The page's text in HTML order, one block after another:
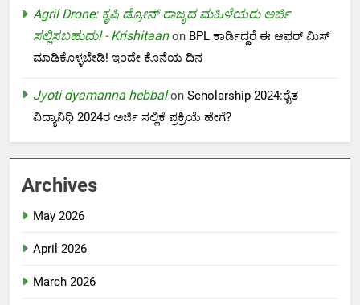
Agril Drone: ಕೃಷಿ ಡ್ರೋನ್ ರಾಜ್ಯದ ಮಹಿಳೆಯರು ಅರ್ಜಿ
ಸಲ್ಲಿಸಬಹುದು! - Krishitaanon BPL ಕಾರ್ಡಿದ್ದರೆ ಈ ಆಫರ್ ಮಿಸ್
ಮಾಡಿಕೊಳ್ಳಬೇಡಿ! ಇಂದೇ ಕೊನೆಯ ದಿನ
Jyoti dyamanna hebbalon Scholarship 2024:ರೈತ
ವಿದ್ಯಾನಿಧಿ 2024ರ ಅರ್ಜಿ ಸಲ್ಲಿಕೆ ಪ್ರಕ್ರಿಯೆ ಹೇಗೆ?
Archives
May 2026
April 2026
March 2026